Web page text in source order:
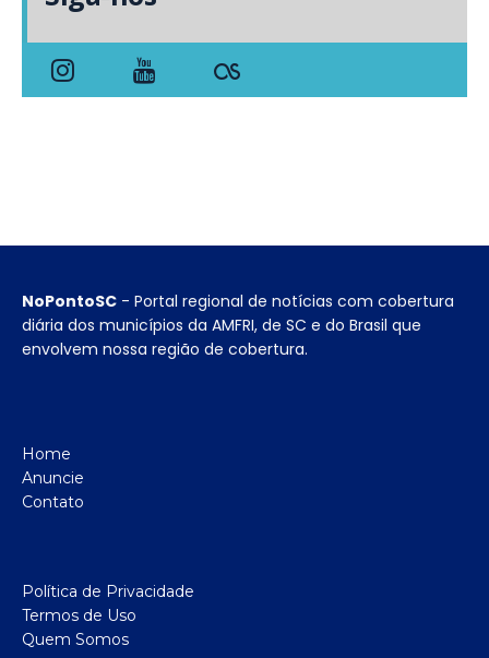
NoPontoSC - Portal regional de notícias com cobertura
diária dos municípios da AMFRI, de SC e do Brasil que
envolvem nossa região de cobertura.
Home
Anuncie
Contato
Política de Privacidade
Termos de Uso
Quem Somos